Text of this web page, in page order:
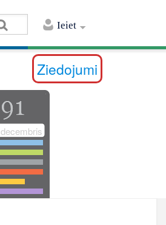
Ieiet
Ziedojumi
decembris